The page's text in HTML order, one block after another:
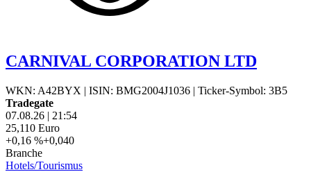
CARNIVAL CORPORATION LTD
WKN: A42BYX | ISIN: BMG2004J1036 | Ticker-Symbol: 3B5
Tradegate
07.08.26 | 21:54
25,110 Euro
+0,16 %+0,040
Branche
Hotels/Tourismus